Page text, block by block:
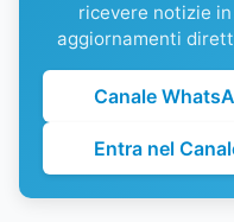
ricevere notizie
aggiornamenti
Canale
Entra nel